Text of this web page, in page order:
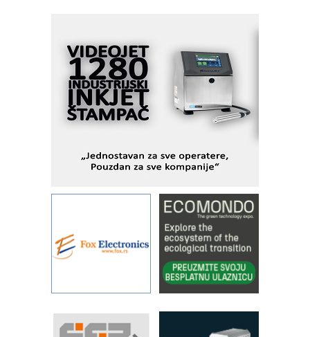
Fleksibilno stezanje i brzo
podešavanje u proizvodnji prototipova
KIP KOP – napredna rešenja za
savremene industrijske i logističke
objekte
Alba d.o.o. – 35 godina preciznosti u
IBeRTIM - oprema za ispitivanje
STAUFF – Komponente koje
povećavaju pouzdanost hidrauličkih
YAMADA pumpe – japanska
pouzdanost u transferu fluida
Filtration Group Industrial – Napredna
rešenja za filtraciju u hidrauličkim i
RILINEX kompanije Rittal